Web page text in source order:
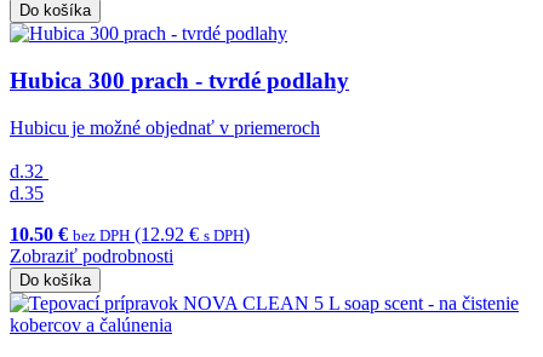
Do košíka
Hubica 300 prach - tvrdé podlahy
Hubicu je možné objednať v priemeroch
d.32
d.35
10.50 € bez DPH (12.92 € s DPH)
Zobraziť podrobnosti
Do košíka